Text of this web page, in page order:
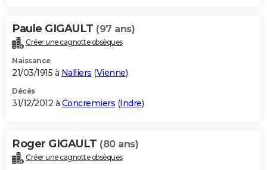
Paule GIGAULT (97 ans)
Créer une cagnotte obsèques
Naissance
21/03/1915 à Nalliers (Vienne)
Décès
31/12/2012 à Concremiers (Indre)
Roger GIGAULT (80 ans)
Créer une cagnotte obsèques